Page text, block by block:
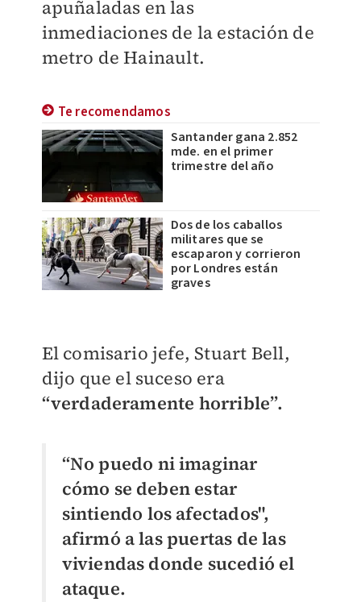
apuñaladas en las
inmediaciones de la estación de
metro de Hainault.
Te recomendamos
Santander gana 2.852
mde. en el primer
trimestre del año
Dos de los caballos
militares que se
escaparon y corrieron
por Londres están
graves
El comisario jefe, Stuart Bell,
dijo que el suceso era
“verdaderamente horrible”.
“No puedo ni imaginar
cómo se deben estar
sintiendo los afectados",
afirmó a las puertas de las
viviendas donde sucedió el
ataque.